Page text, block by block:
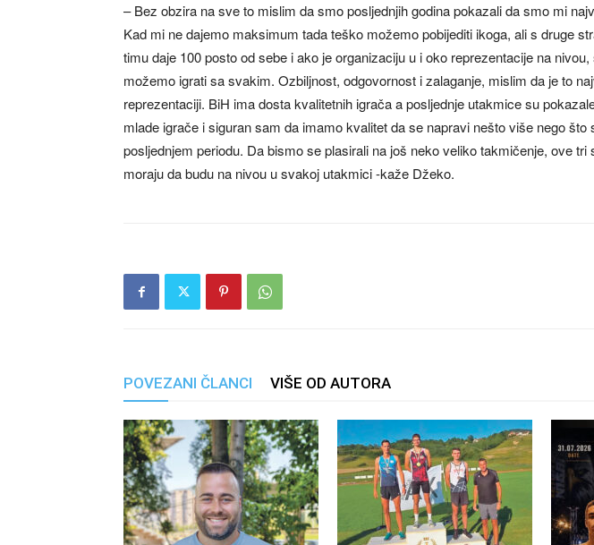
– Bez obzira na sve to mislim da smo posljednjih godina pokazali da smo mi
Kad mi ne dajemo maksimum tada teško možemo pobijediti ikoga, ali s druge
timu daje 100 posto od sebe i ako je organizaciju u i oko reprezentacije na
možemo igrati sa svakim. Ozbiljnost, odgovornost i zalaganje, mislim da je to
reprezentaciji. BiH ima dosta kvalitetnih igrača a posljednje utakmice su
mlade igrače i siguran sam da imamo kvalitet da se napravi nešto više nego što
posljednjem periodu. Da bismo se plasirali na još neko veliko takmičenje, ove
moraju da budu na nivou u svakoj utakmici -kaže Džeko.
POVEZANI ČLANCI VIŠE OD AUTORA